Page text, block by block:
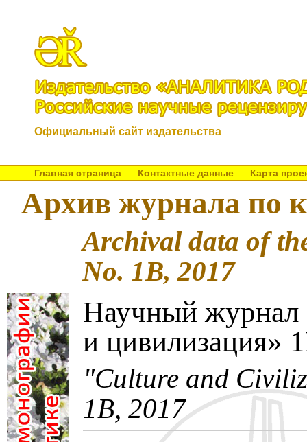
Официальный сайт издательства
Главная страница Контактные данные Карта
Архив журнала по
Archival data of
No. 1B, 2017
Научный журнал
и цивилизация»
"Culture and
1B, 2017